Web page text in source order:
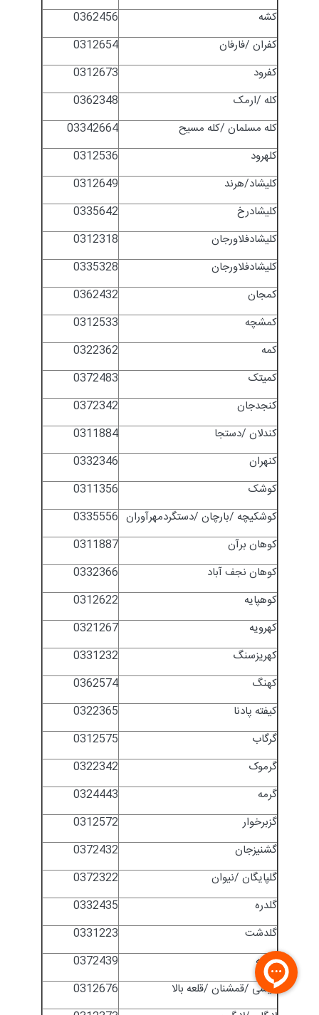
0362456
کشه
0312654
کفران /فارفان
0312673
کفرود
0362348
کله /ارمک
03342664
کله مسلمان /کله مسیح
0312536
کلهرود
0312649
کلیشاد/هرند
0335642
کلیشادرخ
0312318
کلیشادفلاورجان
0335328
کلیشادفلاورجان
0362432
کمجان
0312533
کمشچه
0322362
کمه
0372483
کمیتک
0372342
کنجدجان
0311884
کندلان /دستجا
0332346
کنهران
0311356
کوشک
0335556 کوشکیچه /بارچان /دستگردمهرآوران
0311887
کوهان برآن
0332366
کوهان نجف آباد
0312622
کوهپایه
0321267
کهرویه
0331232
کهریزسنگ
0362574
کهنگ
0322365
کیفته پادنا
0312575
گرگاب
0322342
گرموک
0324443
گرمه
0312572
گزبرخوار
0372432
گشنیزجان
0372322
گلپایگان /نیوان
0332435
گلدره
0331223
گلدشت
0372439
گنجه
0312676
گیشی /قمشنان /قلعه بالا